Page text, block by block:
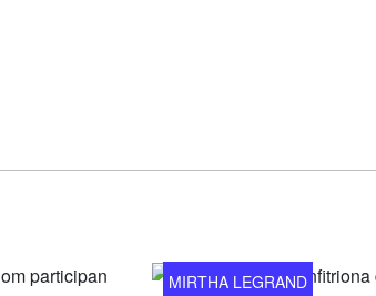
MIRTHA LEGRAND